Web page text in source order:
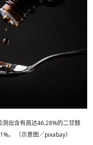
出含有高达46.28%的二甘醇
。 （示意图／pixabay）